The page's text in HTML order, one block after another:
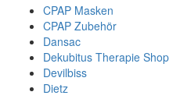
CPAP Masken
CPAP Zubehör
Dansac
Dekubitus Therapie Shop
Devilbiss
Dietz